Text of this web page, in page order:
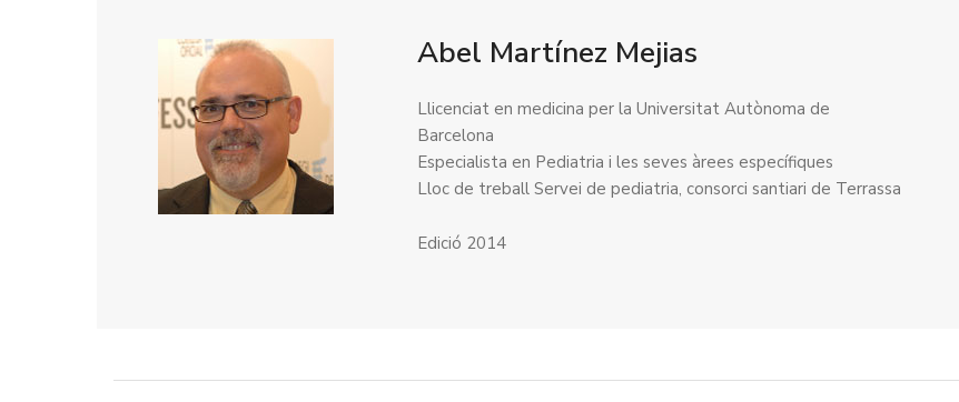
Abel Martínez Mejias
Llicenciat en medicina per la Universitat Autònoma de
Barcelona
Especialista en Pediatria i les seves àrees específiques
Lloc de treball Servei de pediatria, consorci santiari de Terrassa
Edició 2014